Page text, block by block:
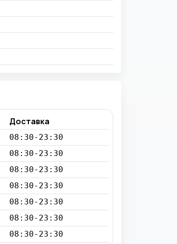
Доставка
08:30-23:30
08:30-23:30
08:30-23:30
08:30-23:30
08:30-23:30
08:30-23:30
08:30-23:30